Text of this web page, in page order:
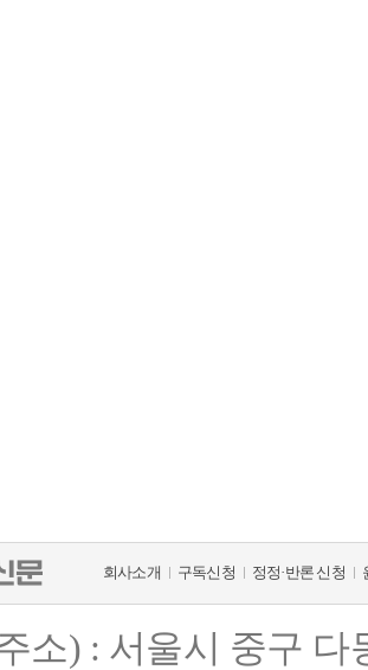
회사소개 구독신청 정정·반론 신청
소) : 서울시 중구